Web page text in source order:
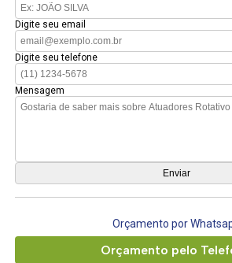
Digite seu email
Digite seu telefone
Mensagem
Orçamento por
Orçamento pelo